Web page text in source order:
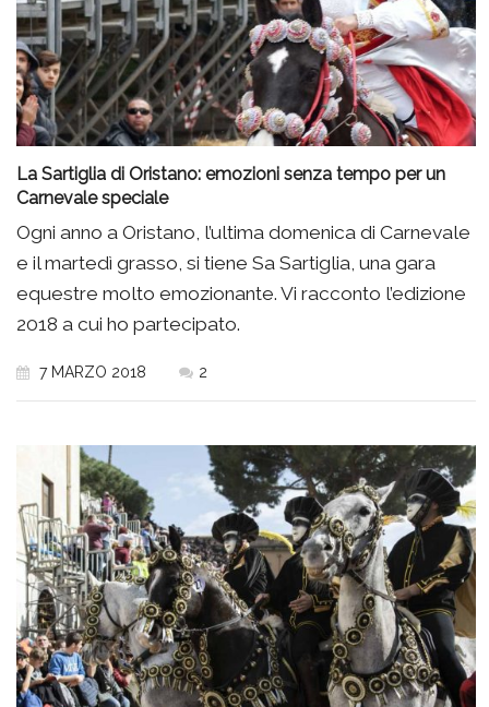
La Sartiglia di Oristano: emozioni senza tempo per un
Carnevale speciale
Ogni anno a Oristano, l’ultima domenica di Carnevale
e il martedì grasso, si tiene Sa Sartiglia, una gara
equestre molto emozionante. Vi racconto l’edizione
2018 a cui ho partecipato.
7 MARZO 2018 2